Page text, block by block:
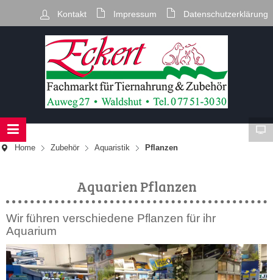
Kontakt Impressum Datenschutzerklärung
Home Zubehör Aquaristik Pflanzen
Aquarien Pflanzen
Wir führen verschiedene Pflanzen für ihr
Aquarium